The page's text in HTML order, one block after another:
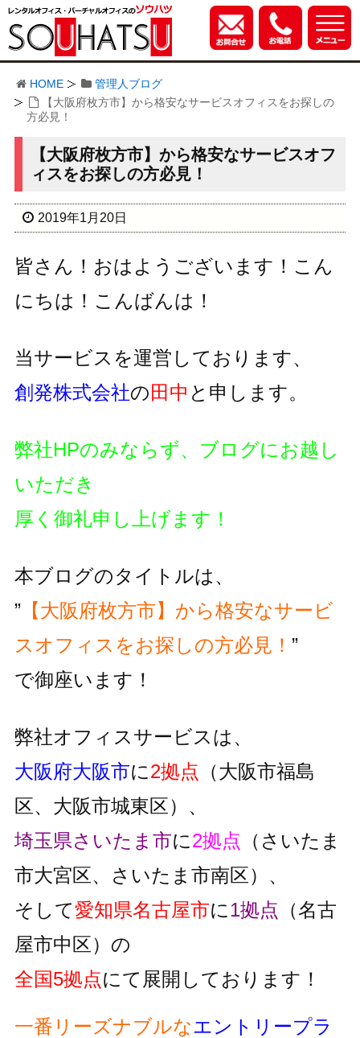
HOME
管理人ブログ
【大阪府枚方市】から格安なサービスオフィスをお探しの
方必見！
【大阪府枚方市】から格安なサービスオフ
ィスをお探しの方必見！
2019年1月20日
皆さん！おはようございます！こん
にちは！こんばんは！
当サービスを運営しております、
創発株式会社の田中 と申します。
弊社HPのみならず、ブログにお越し
いただき
厚く御礼申し上げます！
本ブログのタイトルは、
”【大阪府枚方市】から格安なサービ
スオフィスをお探しの方必見！ ”
で御座います！
弊社オフィスサービスは、
大阪府大阪市に2拠点 （大阪市福島
区、大阪市城東区）、
埼玉県さいたま市に2拠点 （さいたま
市大宮区、さいたま市南区）、
そして愛知県名古屋市に1拠点 （名古
屋市中区）の
全国5拠点にて展開しております！
一番リーズナブルなエントリープラ